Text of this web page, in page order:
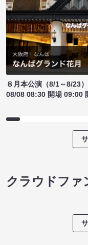
８月本公演（8/1～8/23）
08/08 08:30 開場 09:00
クラウドファ